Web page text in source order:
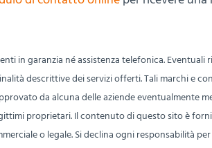
in garanzia né assistenza telefonica.
descrittive dei servizi offerti. Tali marchi e
da alcuna delle aziende eventualmente
proprietari. Il contenuto di questo sito è
o legale. Si declina ogni responsabilità